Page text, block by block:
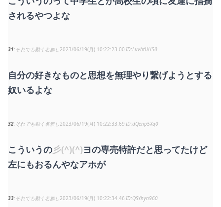
されるやつよな
31 それでも動く名無し2023/06/19(月) 10:22:23.00 LuvhtUH50
自分の好きなものと思想を無理やり繋げようとする
奴いるよな
32 それでも動く名無し2023/06/19(月) 10:22:33.69 dQenp5Xq0
こういうの彡(^)(^)ヨの専売特許だと思ってたけど
左にもおるんやなアホが
33 それでも動く名無し2023/06/19(月) 10:22:34.46 QSYhyn960